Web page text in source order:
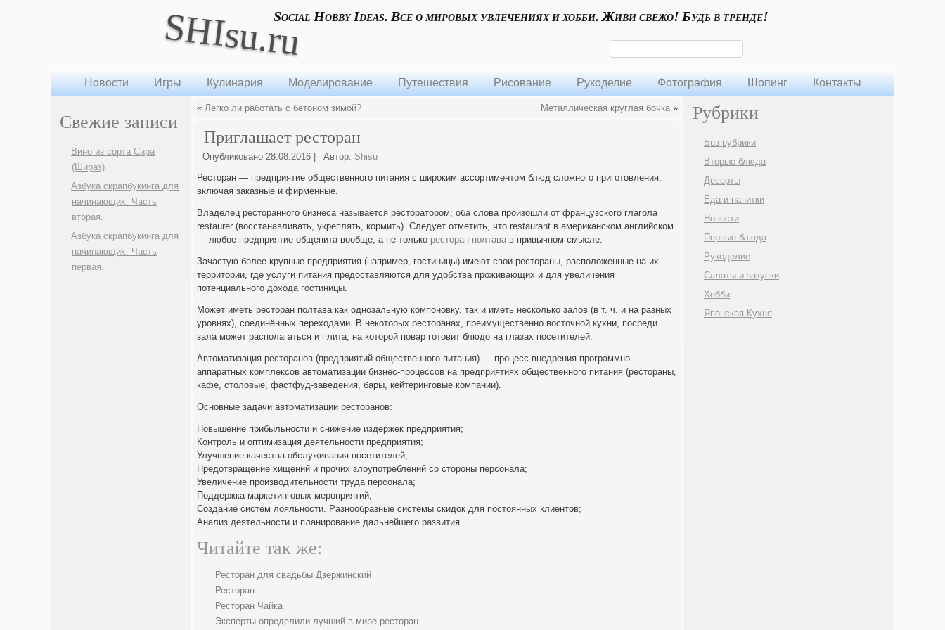
SHIsu.ruSocial Hobby Ideas. Все о мировых увлечениях и хобби. Живи свежо! Будь в тренде!
Новости Игры Кулинария Моделирование Путешествия Рисование Рукоделие Фотография Шопинг Контакты
Свежие записи
Вино из сорта Сира
(Шираз)
Азбука скрапбукинга для
начинающих. Часть
вторая.
Азбука скрапбукинга для
начинающих. Часть
первая.
« Легко ли работать с бетоном зимой? Металлическая круглая бочка »
Приглашает ресторан
Опубликовано 28.08.2016 Автор: Shisu
Ресторан — предприятие общественного питания с широким ассортиментом блюд сложного приготовления,
включая заказные и фирменные.
Владелец ресторанного бизнеса называется ресторатором; оба слова произошли от французского глагола
restaurer (восстанавливать, укреплять, кормить). Следует отметить, что restaurant в американском английском
— любое предприятие общепита вообще, а не только ресторан полтава в привычном смысле.
Зачастую более крупные предприятия (например, гостиницы) имеют свои рестораны, расположенные на их
территории, где услуги питания предоставляются для удобства проживающих и для увеличения
потенциального дохода гостиницы.
Может иметь ресторан полтава как однозальную компоновку, так и иметь несколько залов (в т. ч. и на разных
уровнях), соединённых переходами. В некоторых ресторанах, преимущественно восточной кухни, посреди
зала может располагаться и плита, на которой повар готовит блюдо на глазах посетителей.
Автоматизация ресторанов (предприятий общественного питания) — процесс внедрения программно-
аппаратных комплексов автоматизации бизнес-процессов на предприятиях общественного питания (рестораны,
кафе, столовые, фастфуд-заведения, бары, кейтеринговые компании).
Основные задачи автоматизации ресторанов:
Повышение прибыльности и снижение издержек предприятия;
Контроль и оптимизация деятельности предприятия;
Улучшение качества обслуживания посетителей;
Предотвращение хищений и прочих злоупотреблений со стороны персонала;
Увеличение производительности труда персонала;
Поддержка маркетинговых мероприятий;
Создание систем лояльности. Разнообразные системы скидок для постоянных клиентов;
Анализ деятельности и планирование дальнейшего развития.
Читайте так же:
Ресторан для свадьбы Дзержинский
Ресторан
Ресторан Чайка
Эксперты определили лучший в мире ресторан
Рубрики
Без рубрики
Вторые блюда
Десерты
Еда и напитки
Новости
Первые блюда
Рукоделие
Салаты и закуски
Хобби
Японская Кухня